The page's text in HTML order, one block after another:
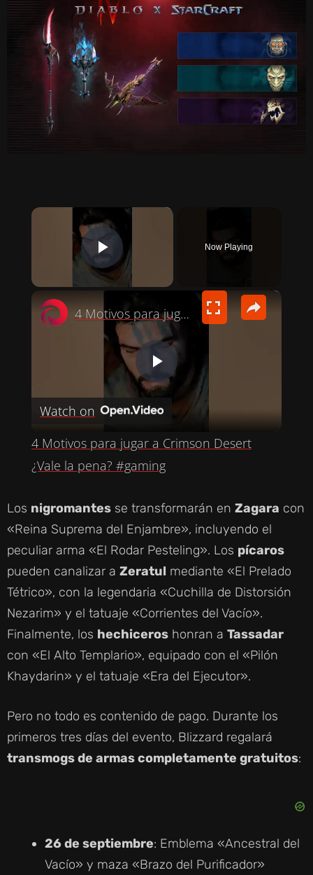
×
PLAY VIDEO
Now Playing
×
P
A
Y
V
I
D
E
O
4 Motivos para jugar a Crimson Desert ¿Vale la pena? #gaming
Watch on
4 Motivos para jugar a Crimson Desert
¿Vale la pena? #gaming
Los nigromantes se transformarán en Zagara con
«Reina Suprema del Enjambre», incluyendo el
peculiar arma «El Rodar Pesteling». Los pícaros
pueden canalizar a Zeratul mediante «El Prelado
Tétrico», con la legendaria «Cuchilla de Distorsión
Nezarim» y el tatuaje «Corrientes del Vacío».
Finalmente, los hechiceros honran a Tassadar
con «El Alto Templario», equipado con el «Pilón
Khaydarin» y el tatuaje «Era del Ejecutor».
Pero no todo es contenido de pago. Durante los
primeros tres días del evento, Blizzard regalará
transmogs de armas completamente gratuitos:
26 de septiembre: Emblema «Ancestral del
Vacío» y maza «Brazo del Purificador»